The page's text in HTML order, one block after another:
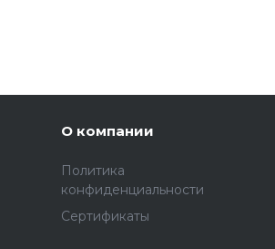
О компании
Политика
конфиденциальности
Сертификаты